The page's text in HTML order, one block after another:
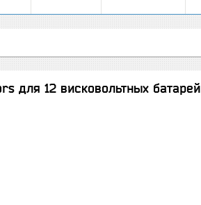
для 12 висковольтных батарей